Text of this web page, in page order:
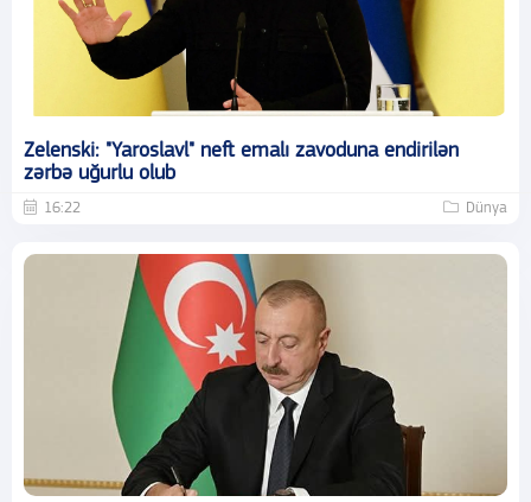
Zelenski: "Yaroslavl" neft emalı zavoduna endirilən
zərbə uğurlu olub
16:22 Dünya